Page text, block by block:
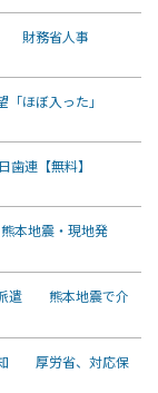
財務省人事
ほぼ入った」
連【無料】
本地震・現地発
派遣 熊本地震で介
知 厚労省、対応保